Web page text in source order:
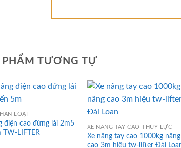
PHẨM TƯƠNG TỰ
LOẠI
điện cao đứng lái 2m5
TW-LIFTER
XE NÂNG TAY CAO THỦY LỰC
Xe nâng tay cao 1000kg nâng
cao 3m hiệu tw-lifter Đài